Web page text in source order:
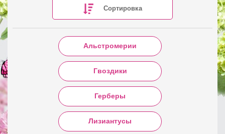
Сортировка
Альстромерии
Гвоздики
Герберы
Лизиантусы